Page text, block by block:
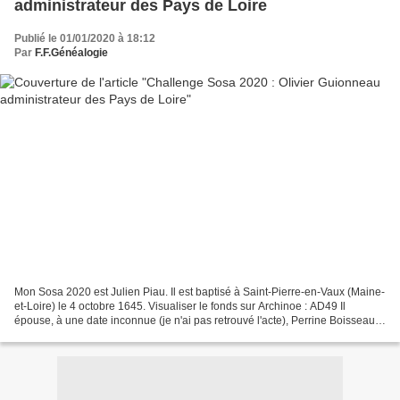
administrateur des Pays de Loire
Publié le 01/01/2020 à 18:12
Par F.F.Généalogie
Mon Sosa 2020 est Julien Piau. Il est baptisé à Saint-Pierre-en-Vaux (Maine-
et-Loire) le 4 octobre 1645. Visualiser le fonds sur Archinoe : AD49 Il
épouse, à une date inconnue (je n'ai pas retrouvé l'acte), Perrine Boisseau.